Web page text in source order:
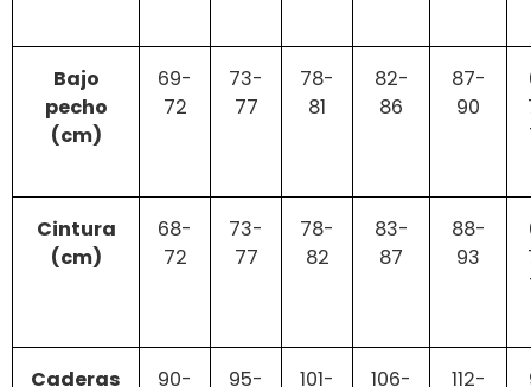
Bajo
pecho
(cm)
69-
72
73-
77
78-
81
82-
86
87-
90
Cintura
(cm)
68-
72
73-
77
78-
82
83-
87
88-
93
Caderas 90- 95- 101- 106- 112-